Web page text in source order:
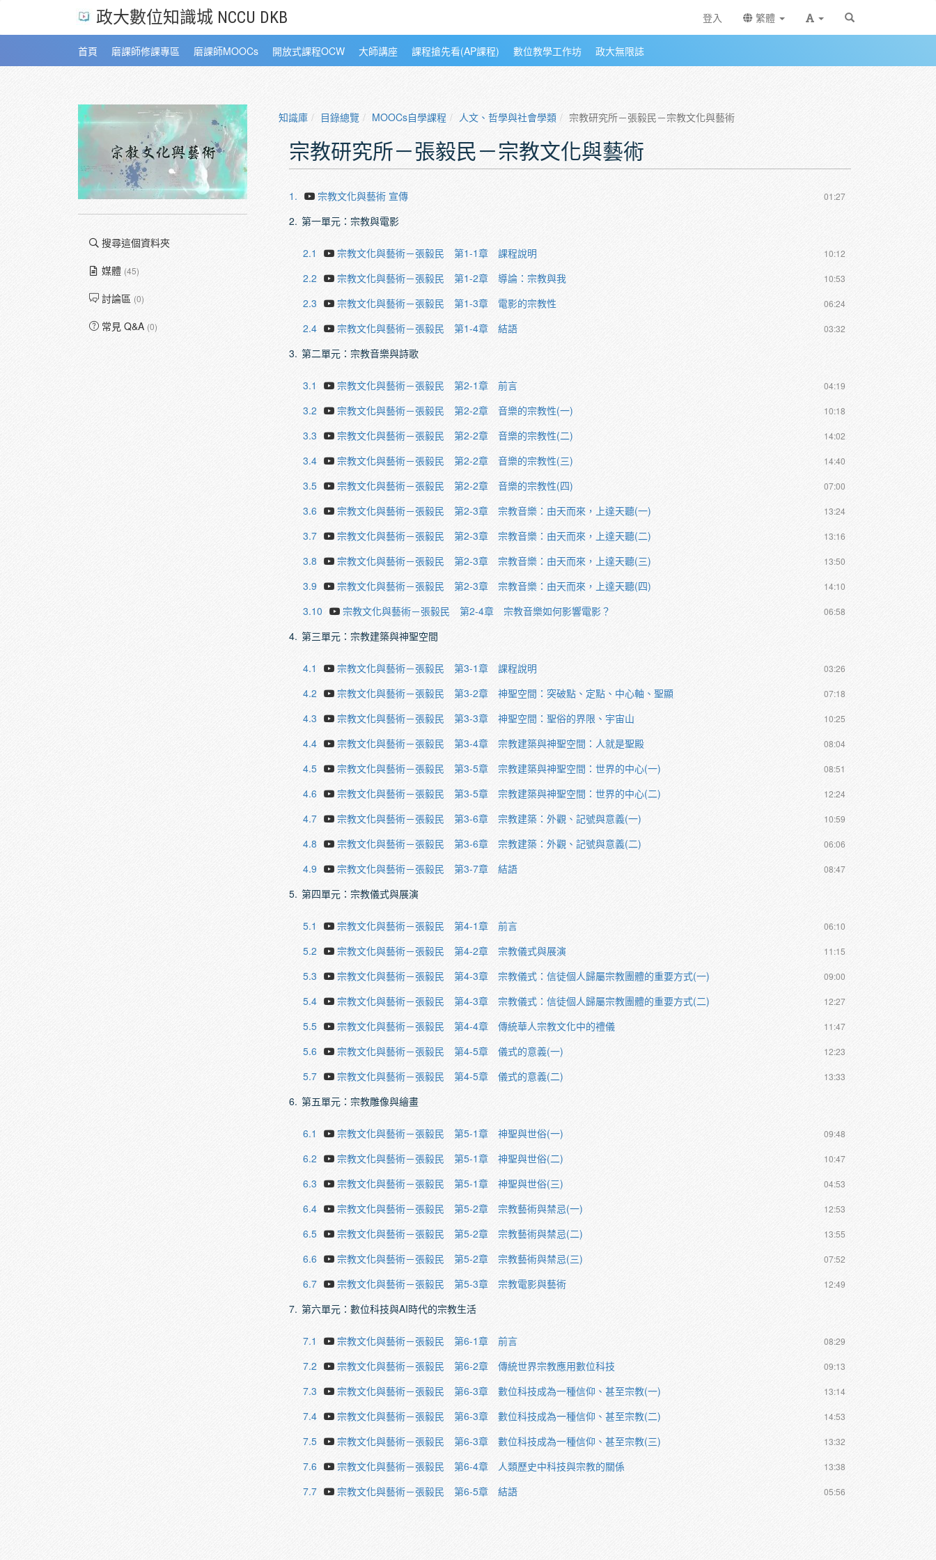
政大數位知識城 NCCU DKB 登入 繁體
首頁 磨課師修課專區 磨課師MOOCs 開放式課程OCW 大師講座 課程搶先看(AP課程) 數位教學工作坊 政大無限誌
搜尋這個資料夾
媒體 (45)
討論區 (0)
常見 Q&A (0)
知識庫 目錄總覽 MOOCs自學課程 人文、哲學與社會學類 宗教研究所－張毅民－宗教文化與藝術
宗教研究所－張毅民－宗教文化與藝術
1. 01:27
宗教文化與藝術 宣傳
2. 第一單元：宗教與電影
2.1 10:12
宗教文化與藝術－張毅民 第1-1章 課程說明
2.2
10:53
宗教文化與藝術－張毅民 第1-2章 導論：宗教與我
2.3
06:24
宗教文化與藝術－張毅民 第1-3章 電影的宗教性
2.4
03:32
宗教文化與藝術－張毅民 第1-4章 結語
3. 第二單元：宗教音樂與詩歌
3.1 04:19
宗教文化與藝術－張毅民 第2-1章 前言
3.2
10:18
宗教文化與藝術－張毅民 第2-2章 音樂的宗教性(一)
3.3
14:02
宗教文化與藝術－張毅民 第2-2章 音樂的宗教性(二)
3.4
14:40
宗教文化與藝術－張毅民 第2-2章 音樂的宗教性(三)
3.5
07:00
宗教文化與藝術－張毅民 第2-2章 音樂的宗教性(四)
3.6
13:24
宗教文化與藝術－張毅民 第2-3章 宗教音樂：由天而來，上達天聽(一)
3.7
13:16
宗教文化與藝術－張毅民 第2-3章 宗教音樂：由天而來，上達天聽(二)
3.8
13:50
宗教文化與藝術－張毅民 第2-3章 宗教音樂：由天而來，上達天聽(三)
3.9
14:10
宗教文化與藝術－張毅民 第2-3章 宗教音樂：由天而來，上達天聽(四)
3.10
06:58
宗教文化與藝術－張毅民 第2-4章 宗教音樂如何影響電影？
4. 第三單元：宗教建築與神聖空間
4.1 03:26
宗教文化與藝術－張毅民 第3-1章 課程說明
4.2
07:18
宗教文化與藝術－張毅民 第3-2章 神聖空間：突破點、定點、中心軸、聖顯
4.3
10:25
宗教文化與藝術－張毅民 第3-3章 神聖空間：聖俗的界限、宇宙山
4.4
08:04
宗教文化與藝術－張毅民 第3-4章 宗教建築與神聖空間：人就是聖殿
4.5
08:51
宗教文化與藝術－張毅民 第3-5章 宗教建築與神聖空間：世界的中心(一)
4.6
12:24
宗教文化與藝術－張毅民 第3-5章 宗教建築與神聖空間：世界的中心(二)
4.7
10:59
宗教文化與藝術－張毅民 第3-6章 宗教建築：外觀、記號與意義(一)
4.8
06:06
宗教文化與藝術－張毅民 第3-6章 宗教建築：外觀、記號與意義(二)
4.9
08:47
宗教文化與藝術－張毅民 第3-7章 結語
5. 第四單元：宗教儀式與展演
5.1 06:10
宗教文化與藝術－張毅民 第4-1章 前言
5.2
11:15
宗教文化與藝術－張毅民 第4-2章 宗教儀式與展演
5.3
09:00
宗教文化與藝術－張毅民 第4-3章 宗教儀式：信徒個人歸屬宗教團體的重要方式(一)
5.4
12:27
宗教文化與藝術－張毅民 第4-3章 宗教儀式：信徒個人歸屬宗教團體的重要方式(二)
5.5
11:47
宗教文化與藝術－張毅民 第4-4章 傳統華人宗教文化中的禮儀
5.6
12:23
宗教文化與藝術－張毅民 第4-5章 儀式的意義(一)
5.7
13:33
宗教文化與藝術－張毅民 第4-5章 儀式的意義(二)
6. 第五單元：宗教雕像與繪畫
6.1 09:48
宗教文化與藝術－張毅民 第5-1章 神聖與世俗(一)
6.2
10:47
宗教文化與藝術－張毅民 第5-1章 神聖與世俗(二)
6.3
04:53
宗教文化與藝術－張毅民 第5-1章 神聖與世俗(三)
6.4
12:53
宗教文化與藝術－張毅民 第5-2章 宗教藝術與禁忌(一)
6.5
13:55
宗教文化與藝術－張毅民 第5-2章 宗教藝術與禁忌(二)
6.6
07:52
宗教文化與藝術－張毅民 第5-2章 宗教藝術與禁忌(三)
6.7
12:49
宗教文化與藝術－張毅民 第5-3章 宗教電影與藝術
7. 第六單元：數位科技與AI時代的宗教生活
7.1 08:29
宗教文化與藝術－張毅民 第6-1章 前言
7.2
09:13
宗教文化與藝術－張毅民 第6-2章 傳統世界宗教應用數位科技
7.3
13:14
宗教文化與藝術－張毅民 第6-3章 數位科技成為一種信仰、甚至宗教(一)
7.4
14:53
宗教文化與藝術－張毅民 第6-3章 數位科技成為一種信仰、甚至宗教(二)
7.5
13:32
宗教文化與藝術－張毅民 第6-3章 數位科技成為一種信仰、甚至宗教(三)
7.6
13:38
宗教文化與藝術－張毅民 第6-4章 人類歷史中科技與宗教的關係
7.7
05:56
宗教文化與藝術－張毅民 第6-5章 結語